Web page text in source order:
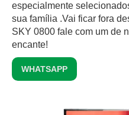
especialmente
sua família .Vai ficar fora
SKY 0800 fale com um de
encante!
WHATSAPP